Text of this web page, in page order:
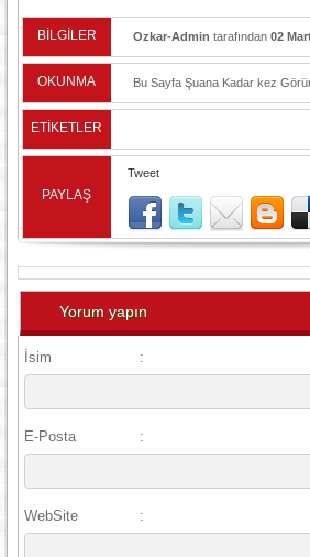
stok bilgisi
BİLGİLER Ozkar-Admin tarafından 02
OKUNMA Bu Sayfa Şuana Kadar kez
ETİKETLER
PAYLAŞ
Tweet
Yorum yapın
İsim :
E-Posta :
WebSite :